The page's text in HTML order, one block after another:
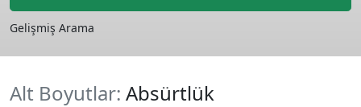
Gelişmiş Arama
Alt Boyutlar: Absürtlük